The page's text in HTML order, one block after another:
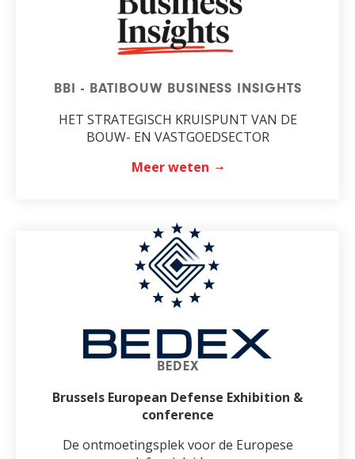
BBI - BATIBOUW BUSINESS INSIGHTS
HET STRATEGISCH KRUISPUNT VAN DE
BOUW- EN VASTGOEDSECTOR
Meer weten
BEDEX
Brussels European Defense Exhibition &
conference
De ontmoetingsplek voor de Europese